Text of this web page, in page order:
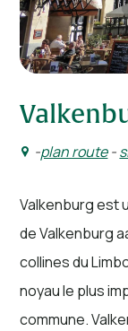
-plan route -
Valkenburg est
de Valkenburg
collines du
noyau le plus
commune.